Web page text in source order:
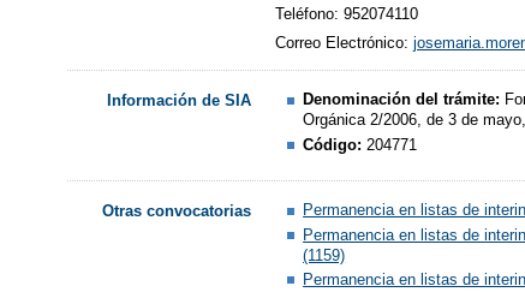
Teléfono: 952074110
Correo Electrónico:
Información de SIA Denominación del trámite:
Orgánica 2/2006, de 3 de
Código: 204771
Otras convocatorias
Permanencia en listas de
Permanencia en listas de
(1159)
Permanencia en listas de